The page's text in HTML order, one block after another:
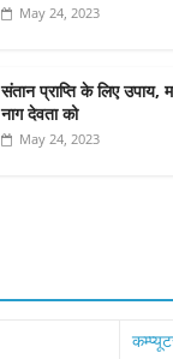
May 24, 2023
संतान प्राप्ति के लिए
नाग देवता को
May 24, 2023